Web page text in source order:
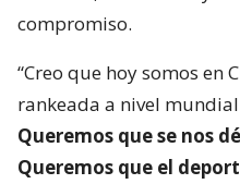
compromiso.
“Creo que hoy somos en
rankeada a nivel
Queremos que se nos
Queremos que el